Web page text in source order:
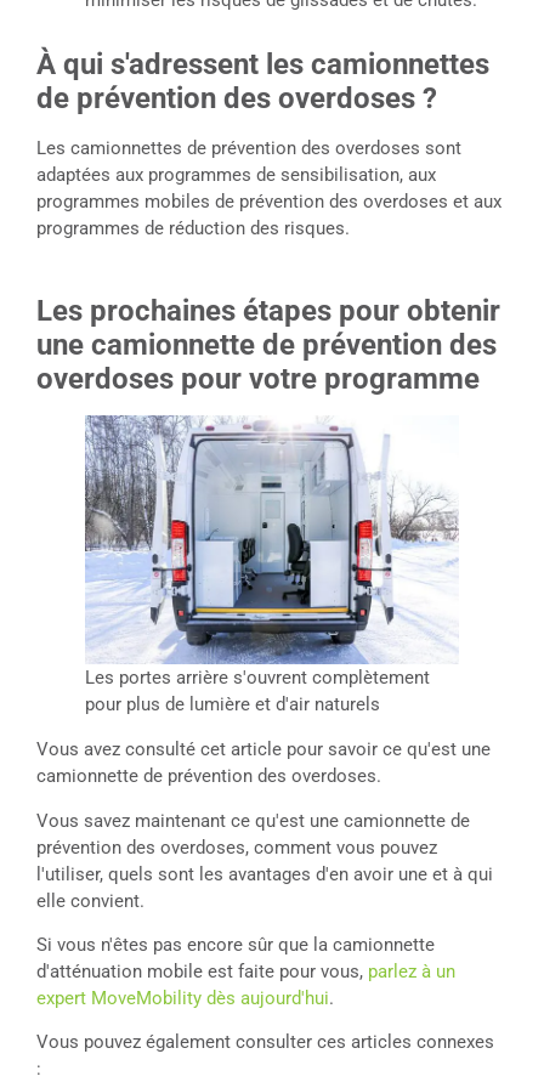
À qui s'adressent les camionnettes
de prévention des overdoses ?
Les camionnettes de prévention des overdoses sont
adaptées aux programmes de sensibilisation, aux
programmes mobiles de prévention des overdoses et aux
programmes de réduction des risques.
Les prochaines étapes pour obtenir
une camionnette de prévention des
overdoses pour votre programme
Les portes arrière s'ouvrent complètement
pour plus de lumière et d'air naturels
Vous avez consulté cet article pour savoir ce qu'est une
camionnette de prévention des overdoses.
Vous savez maintenant ce qu'est une camionnette de
prévention des overdoses, comment vous pouvez
l'utiliser, quels sont les avantages d'en avoir une et à qui
elle convient.
Si vous n'êtes pas encore sûr que la camionnette
d'atténuation mobile est faite pour vous, parlez à un
expert MoveMobility dès aujourd'hui.
Vous pouvez également consulter ces articles connexes
: